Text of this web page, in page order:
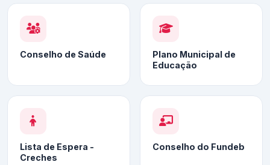
Conselho de Saúde
Plano Municipal de
Educação
Lista de Espera -
Creches
Conselho do Fundeb